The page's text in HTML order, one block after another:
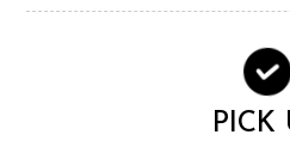
PICK